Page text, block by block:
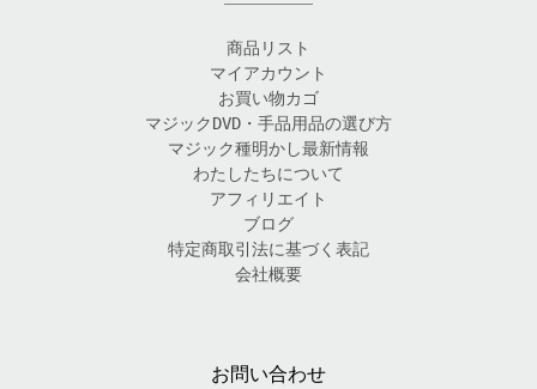
商品リスト
マイアカウント
お買い物カゴ
マジックDVD・手品用品の選び方
マジック種明かし最新情報
わたしたちについて
アフィリエイト
ブログ
特定商取引法に基づく表記
会社概要
お問い合わせ